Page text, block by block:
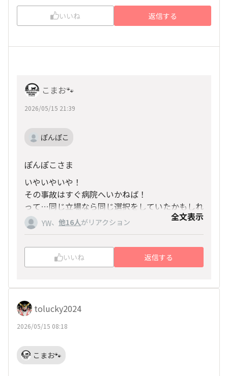
いいね 返信する
こまお🐾
2026/05/15 21:39
ぽんぽこ
ぽんぽこさま
いやいやいや！
その事故はすぐ病院へいかねば！
って…同じ立場なら同じ選択をしていたかもしれ
ません🌀
善くなっているのでしたら安心ですが、気を緩め
愛娘も病院で精密検査受けて結果出ましたので、
それに向けて日々生活にて改善していきたいと思
ありがとうございました🌴
YW、 他16人がリアクション 全文表示
いいね 返信する
tolucky2024
2026/05/15 08:18
こまお🐾